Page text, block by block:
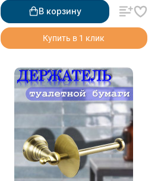
В корзину
Купить в 1 клик